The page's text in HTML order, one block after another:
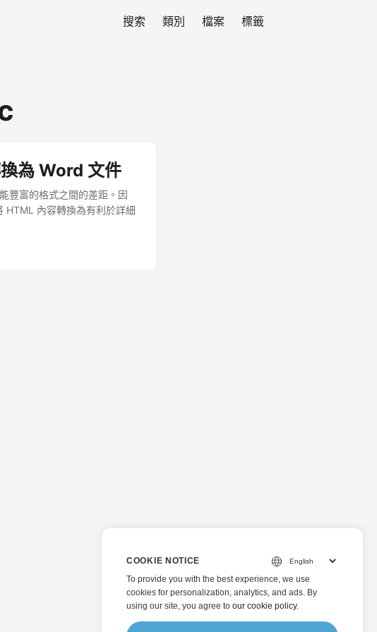
搜索 類別 檔案 標籤
為 Word 文件
豐富的格式之間的差距。因
HTML 內容轉換為有利於詳細
COOKIE NOTICE
To provide you with the best experience, we use
cookies for personalization, analytics, and ads. By
using our site, you agree to our cookie policy.